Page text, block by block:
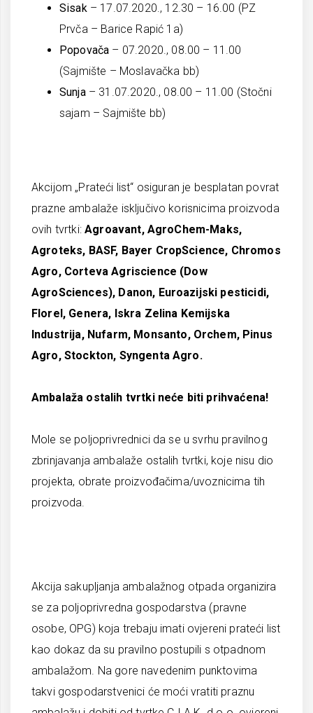
Sisak – 17.07.2020., 12.30 – 16.00 (PZ
Prvča – Barice Rapić 1a)
Popovača – 07.2020., 08.00 – 11.00
(Sajmište – Moslavačka bb)
Sunja – 31.07.2020., 08.00 – 11.00 (Stočni
sajam – Sajmište bb)
Akcijom „Prateći list“ osiguran je besplatan povrat
prazne ambalaže isključivo korisnicima proizvoda
ovih tvrtki:Agroavant, AgroChem-Maks,
Agroteks, BASF, Bayer CropScience, Chromos
Agro, Corteva Agriscience (Dow
AgroSciences), Danon, Euroazijski pesticidi,
Florel, Genera, Iskra Zelina Kemijska
Industrija, Nufarm, Monsanto, Orchem, Pinus
Agro, Stockton, Syngenta Agro.
Ambalaža ostalih tvrtki neće biti prihvaćena!
Mole se poljoprivrednici da se u svrhu pravilnog
zbrinjavanja ambalaže ostalih tvrtki, koje nisu dio
projekta, obrate proizvođačima/uvoznicima tih
proizvoda.
Akcija sakupljanja ambalažnog otpada organizira
se za poljoprivredna gospodarstva (pravne
osobe, OPG) koja trebaju imati ovjereni prateći list
kao dokaz da su pravilno postupili s otpadnom
ambalažom. Na gore navedenim punktovima
takvi gospodarstvenici će moći vratiti praznu